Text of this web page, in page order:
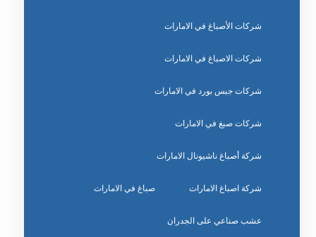
شركات الأصباغ في الامارات
شركات الاصباغ في الامارات
شركات جبس بورد في الامارات
شركات صبغ في الامارات
شركة أصباغ ناشيونال الامارات
شركة اصباغ الامارات صباغ في الامارات
عشب صناعي على الجدران